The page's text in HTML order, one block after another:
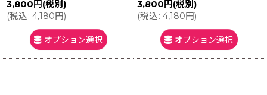
3,800 円 (税別)
(税込: 4,180円)
オプション選択
3,800 円 (税別)
(税込: 4,180円)
オプション選択